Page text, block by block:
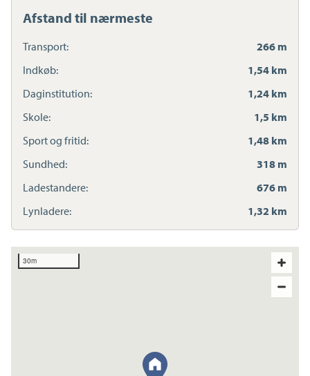
Afstand til nærmeste
Transport:
266 m
Indkøb:
1,54 km
Daginstitution:
1,24 km
Skole:
1,5 km
Sport og fritid:
1,48 km
Sundhed:
318 m
Ladestandere:
676 m
Lynladere:
1,32 km
30m